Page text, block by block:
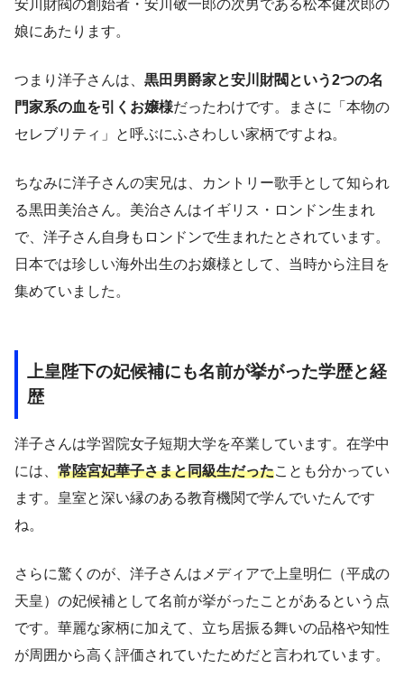
安川財閥の創始者・安川敬一郎の次男である松本健次郎の
娘にあたります。
つまり洋子さんは、 黒田男爵家と安川財閥という2つの名
門家系の血を引くお嬢様だったわけです。まさに「本物の
セレブリティ」と呼ぶにふさわしい家柄ですよね。
ちなみに洋子さんの実兄は、カントリー歌手として知られ
る黒田美治さん。美治さんはイギリス・ロンドン生まれ
で、洋子さん自身もロンドンで生まれたとされています。
日本では珍しい海外出生のお嬢様として、当時から注目を
集めていました。
上皇陛下の妃候補にも名前が挙がった学歴と経
歴
洋子さんは学習院女子短期大学を卒業しています。在学中
には、 常陸宮妃華子さまと同級生だったことも分かってい
ます。皇室と深い縁のある教育機関で学んでいたんです
ね。
さらに驚くのが、洋子さんはメディアで上皇明仁（平成の
天皇）の妃候補として名前が挙がったことがあるという点
です。華麗な家柄に加えて、立ち居振る舞いの品格や知性
が周囲から高く評価されていたためだと言われています。